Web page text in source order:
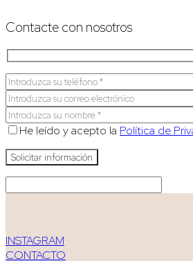
Contacte con nosotros
He leído y acepto la Política de
INSTAGRAM
CONTACTO